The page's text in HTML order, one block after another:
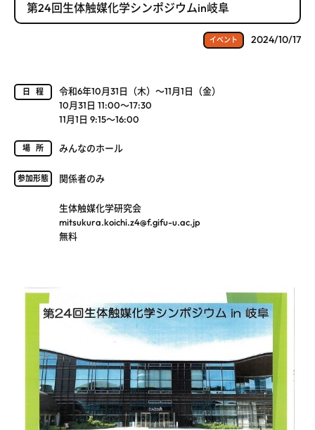
第24回生体触媒化学シンポジウムin岐阜
イベント 2024/10/17
日程
令和6年10月31日（木）～11月1日（金）
10月31日 11:00～17:30
11月1日 9:15～16:00
場所 みんなのホール
参加形態 関係者のみ
生体触媒化学研究会
mitsukura.koichi.z4@f.gifu-u.ac.jp
無料